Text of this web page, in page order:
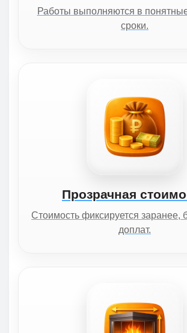
Работы выполняются в
сроки.
Прозрачная
Стоимость фиксируется заранее,
доплат.